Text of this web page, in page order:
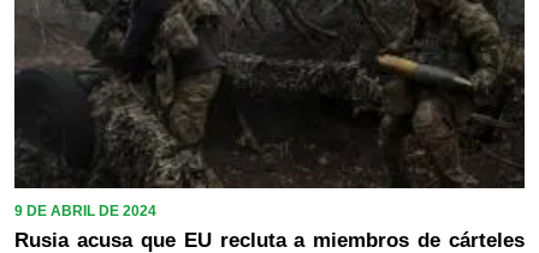
9 DE ABRIL DE 2024
Rusia acusa que EU recluta a miembros de cárteles